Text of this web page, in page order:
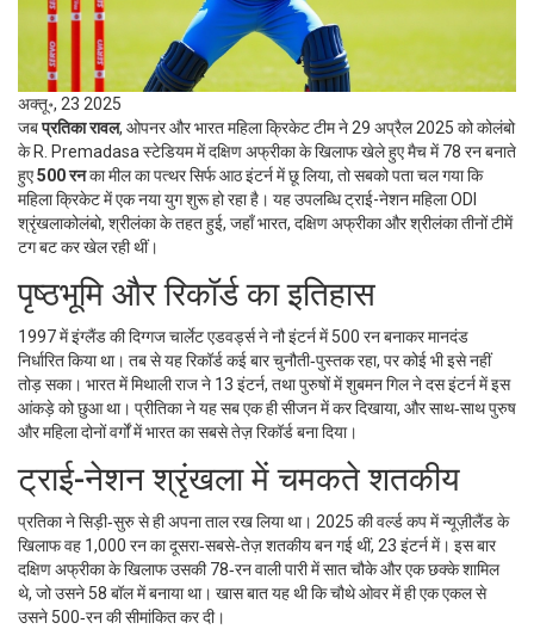
अक्तू॰, 23 2025
जबप्रतिका रावल, ओपनरऔरभारत महिला क्रिकेट टीमने 29 अप्रैल 2025 को कोलंबो
के R. Premadasa स्टेडियममें दक्षिण अफ्रीका के खिलाफ खेले हुए मैच में 78 रन बनाते
हुए500 रनका मील का पत्थर सिर्फ आठ इंटर्न में छू लिया, तो सबको पता चल गया कि
महिला क्रिकेट में एक नया युग शुरू हो रहा है। यह उपलब्धिट्राई-नेशन महिला ODI
श्रृंखलाकोलंबो, श्रीलंकाके तहत हुई, जहाँ भारत, दक्षिण अफ्रीका और श्रीलंका तीनों टीमें
टग बट कर खेल रही थीं।
पृष्ठभूमि और रिकॉर्ड का इतिहास
1997 में इंग्लैंड की दिग्गजचार्लेट एडवर्ड्सने नौ इंटर्न में 500 रन बनाकर मानदंड
निर्धारित किया था। तब से यह रिकॉर्ड कई बार चुनौती‑पुस्तक रहा, पर कोई भी इसे नहीं
तोड़ सका। भारत मेंमिथाली राजने 13 इंटर्न, तथा पुरुषों मेंशुबमन गिलने दस इंटर्न में इस
आंकड़े को छुआ था। प्रीतिका ने यह सब एक ही सीजन में कर दिखाया, और साथ‑साथ पुरुष
और महिला दोनों वर्गों में भारत का सबसे तेज़ रिकॉर्ड बना दिया।
ट्राई-नेशन श्रृंखला में चमकते शतकीय
प्रतिका ने सिड़ी‑सुरु से ही अपना ताल रख लिया था। 2025 की वर्ल्ड कप में न्यूज़ीलैंड के
खिलाफ वह 1,000 रन का दूसरा‑सबसे‑तेज़ शतकीय बन गई थीं, 23 इंटर्न में। इस बार
दक्षिण अफ्रीका के खिलाफ उसकी 78‑रन वाली पारी में सात चौके और एक छक्के शामिल
थे, जो उसने 58 बॉल में बनाया था। खास बात यह थी कि चौथे ओवर में ही एक एकल से
उसने 500‑रन की सीमांकित कर दी।